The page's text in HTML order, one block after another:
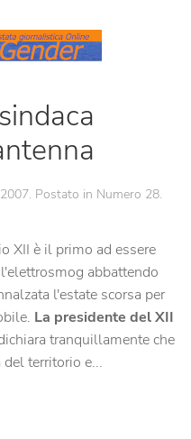
. Postato in Numero 28.
XII è il primo ad essere
abbattendo
l'estate scorsa per
La presidente del XII
tranquillamente che
territorio e...